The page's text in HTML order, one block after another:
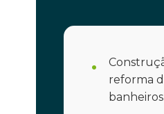
reforma
banheiros